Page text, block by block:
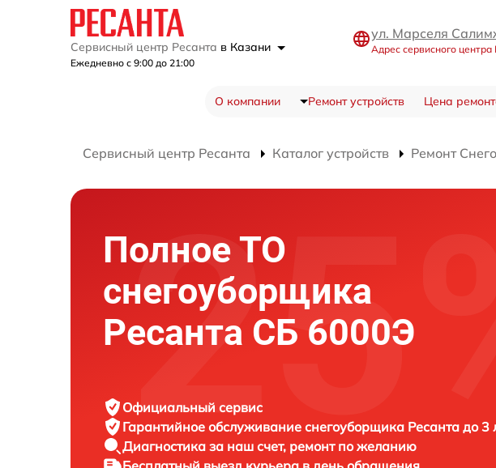
Сервисный центр Ресанта в Казани
Ежедневно с 9:00 до 21:00
ул. Марселя
Адрес сервисного центра
О компании Ремонт устройств Цена
Сервисный центр Ресанта Каталог устройств Ремонт
Полное ТО
снегоуборщика
Ресанта СБ 6000Э
Официальный сервис
Гарантийное обслуживание снегоуборщика Ресанта до 3
Диагностика за наш счет, ремонт по желанию